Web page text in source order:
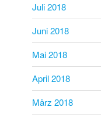
Juli 2018
Juni 2018
Mai 2018
April 2018
März 2018